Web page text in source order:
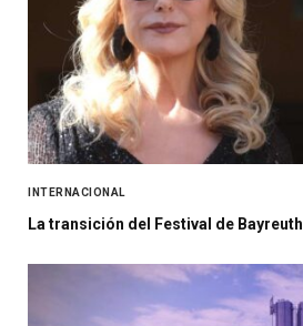
INTERNACIONAL
La transición del Festival de Bayreuth